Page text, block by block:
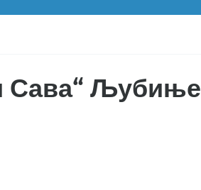
Сава“ Љубиње